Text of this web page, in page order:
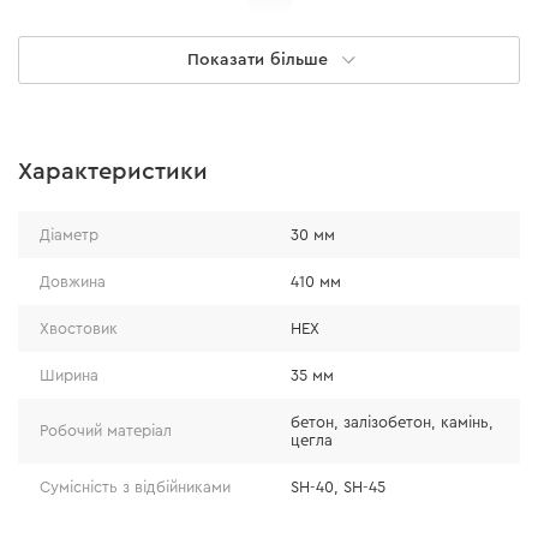
НАДІЙНА ФІКСАЦІЯ
Підходить для перфораторів з типом патрона HEX. Така
фіксація зубила дуже надійна, тому легко
Показати більше
Характеристики
Діаметр 30 мм
Довжина 410 мм
Хвостовик HEX
Ширина 35 мм
Робочий матеріал
бетон, залізобетон, камінь,
цегла
Сумісність з відбійниками SH-40, SH-45